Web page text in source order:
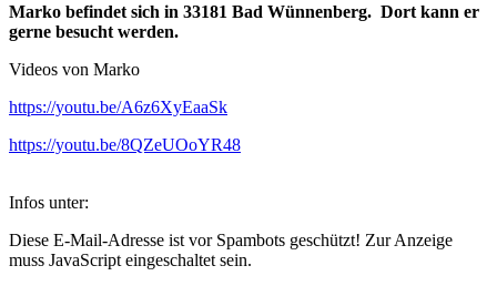
Marko befindet sich in 33181 Bad Wünnenberg. Dort kann er
gerne besucht werden.
Videos von Marko
https://youtu.be/A6z6XyEaaSk
https://youtu.be/8QZeUOoYR48
Infos unter:
Diese E-Mail-Adresse ist vor Spambots geschützt! Zur Anzeige
muss JavaScript eingeschaltet sein.